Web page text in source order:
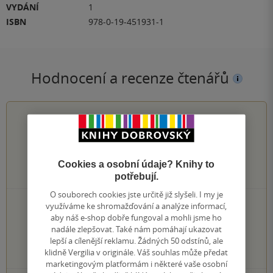
VYDÁNÍ
1
ISBN
978-0-19-451931-1
Hodnocení a recenze čtenářů
0.0z5
hodnocení čtenářů
0×
5 hvězdiček
0×
4 hvězdičky
0×
3 hvězdičky
0×
2 hvězdičky
0×
1 hvezdička
Cookies a osobní údaje? Knihy to
potřebují.
O souborech cookies jste určitě již slyšeli. I my je
využíváme ke shromažďování a analýze informací,
aby náš e-shop dobře fungoval a mohli jsme ho
nadále zlepšovat. Také nám pomáhají ukazovat
lepší a cílenější reklamu. Žádných 50 odstínů, ale
klidně Vergilia v originále. Váš souhlas může předat
marketingovým platformám i některé vaše osobní